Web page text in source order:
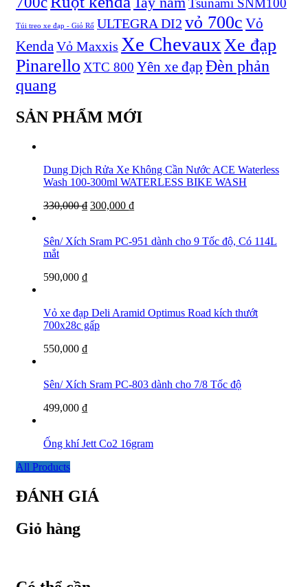
Túi treo xe đạp - Giỏ Rổ ULTEGRA DI2 vỏ 700c Vỏ
Kenda Vỏ Maxxis Xe Chevaux Xe đạp
Pinarello XTC 800 Yên xe đạp Đèn phản
quang
SẢN PHẨM MỚI
Dung Dịch Rửa Xe Không Cần Nước ACE Waterless
Wash 100-300ml WATERLESS BIKE WASH
330,000₫ 300,000 ₫
Sên/ Xích Sram PC-951 dành cho 9 Tốc độ, Có 114L
mắt
590,000 ₫
Vỏ xe đạp Deli Aramid Optimus Road kích thướt
700x28c gấp
550,000 ₫
Sên/ Xích Sram PC-803 dành cho 7/8 Tốc độ
499,000 ₫
Ống khí Jett Co2 16gram
All Products
ĐÁNH GIÁ
Giỏ hàng